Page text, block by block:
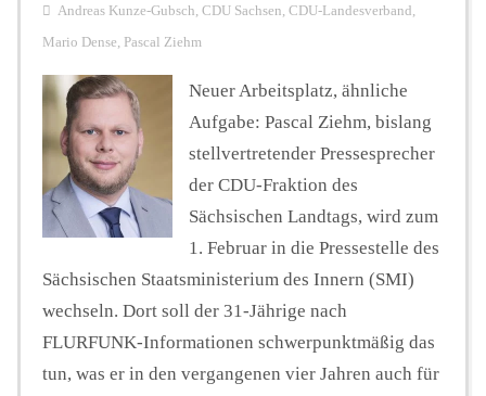
Andreas Kunze-Gubsch, CDU Sachsen, CDU-Landesverband,
Mario Dense, Pascal Ziehm
Neuer Arbeitsplatz, ähnliche
Aufgabe: Pascal Ziehm, bislang
stellvertretender Pressesprecher
der CDU-Fraktion des
Sächsischen Landtags, wird zum
1. Februar in die Pressestelle des
Sächsischen Staatsministerium des Innern (SMI)
wechseln. Dort soll der 31-Jährige nach
FLURFUNK-Informationen schwerpunktmäßig das
tun, was er in den vergangenen vier Jahren auch für